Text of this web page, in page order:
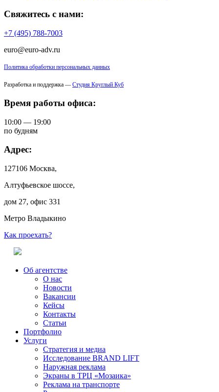
Свяжитесь с нами:
+7 (495) 788-7003
euro@euro-adv.ru
Политика обработки персональных данных
Разработка и поддержка — Студия Круглый Куб
Время работы офиса:
10:00 — 19:00
по будням
Адрес:
127106 Москва,
Алтуфьевское шоссе,
дом 27, офис 331
Метро Владыкино
Как проехать?
Об агентстве
О нас
Новости
Вакансии
Кейсы
Контакты
Статьи
Портфолио
Услуги
Стратегия и медиа
Исследование BRAND LIFT
Наружная реклама
Экраны в ТРЦ «Мозаика»
Реклама на транспорте